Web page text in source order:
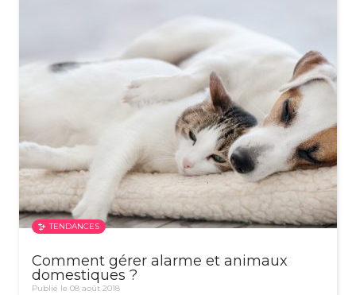
TENDANCES
Comment gérer alarme et animaux
domestiques ?
Publié le 08 août 2018